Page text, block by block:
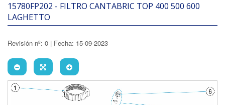
15780FP202 - FILTRO CANTABRIC TOP 400 500 600
LAGHETTO
Revisión nº: 0 | Fecha: 15-09-2023